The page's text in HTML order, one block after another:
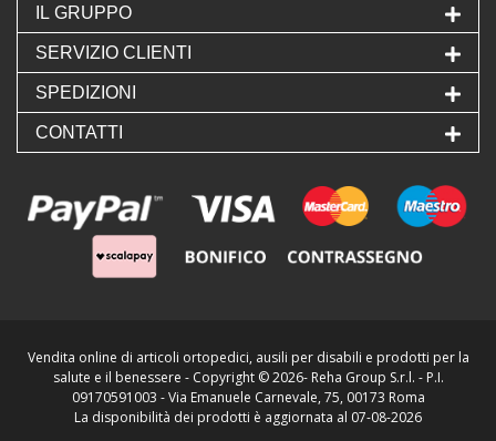
IL GRUPPO
SERVIZIO CLIENTI
SPEDIZIONI
CONTATTI
Vendita online di articoli ortopedici, ausili per disabili e prodotti per la
salute e il benessere - Copyright ©2026- Reha Group S.r.l. - P.I.
09170591003 - Via Emanuele Carnevale, 75, 00173 Roma
La disponibilità dei prodotti è aggiornata al 07-08-2026